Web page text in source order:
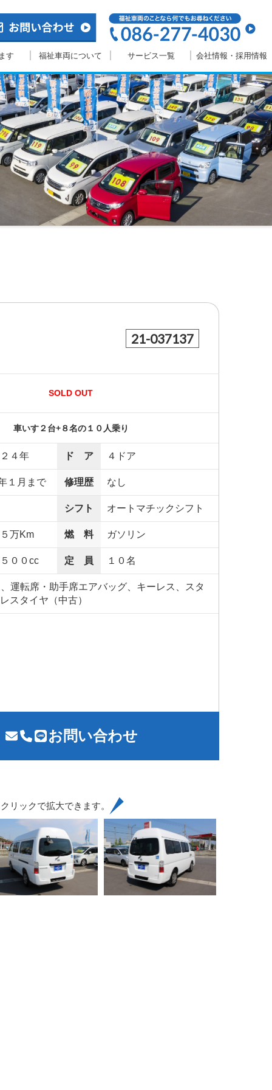
す 福祉車両について サービス一覧 会社情報・採用情報
21-037137
SOLD OUT
車いす２台+８名の１０人乗り
４年 ド ア ４ドア
１月まで 修理歴 なし
シフト オートマチックシフト
万Km 燃 料 ガソリン
００cc 定 員 １０名
運転席・助手席エアバッグ、キーレス、スタ
スタイヤ（中古）
お問い合わせ
リックで拡大できます。